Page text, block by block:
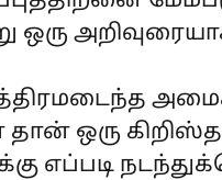
ஒரு
தான் ஒரு
எப்படி